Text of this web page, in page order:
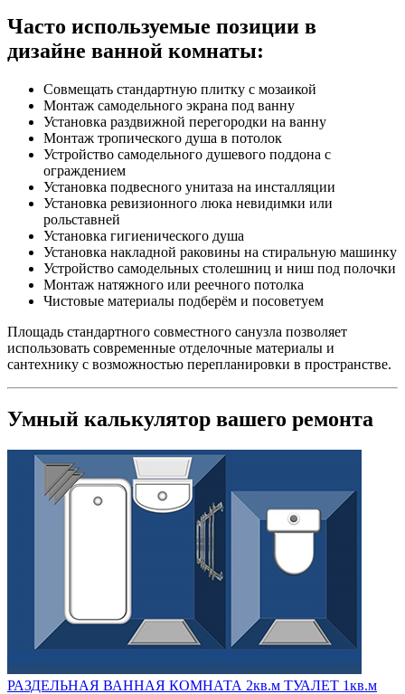
Часто используемые позиции в
дизайне ванной комнаты:
Совмещать стандартную плитку с мозаикой
Монтаж самодельного экрана под ванну
Установка раздвижной перегородки на ванну
Монтаж тропического душа в потолок
Устройство самодельного душевого поддона с
ограждением
Установка подвесного унитаза на инсталляции
Установка ревизионного люка невидимки или
рольставней
Установка гигиенического душа
Установка накладной раковины на стиральную машинку
Устройство самодельных столешниц и ниш под полочки
Монтаж натяжного или реечного потолка
Чистовые материалы подберём и посоветуем
Площадь стандартного совместного санузла позволяет
использовать современные отделочные материалы и
сантехнику с возможностью перепланировки в пространстве.
Умный калькулятор вашего ремонта
РАЗДЕЛЬНАЯ ВАННАЯ КОМНАТА 2кв.м ТУАЛЕТ 1кв.м